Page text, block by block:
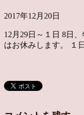
2017年12月20日
12月29日～１日 8日
はお休みします。 １